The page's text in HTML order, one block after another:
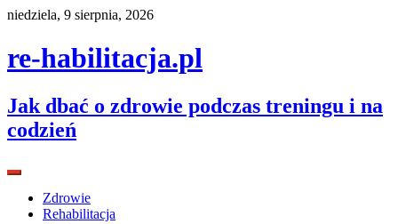
Skip
content
niedziela, 9 sierpnia, 2026
re-habilitacja.pl
Jak dbać o zdrowie podczas treningu i na
codzień
Zdrowie
Rehabilitacja